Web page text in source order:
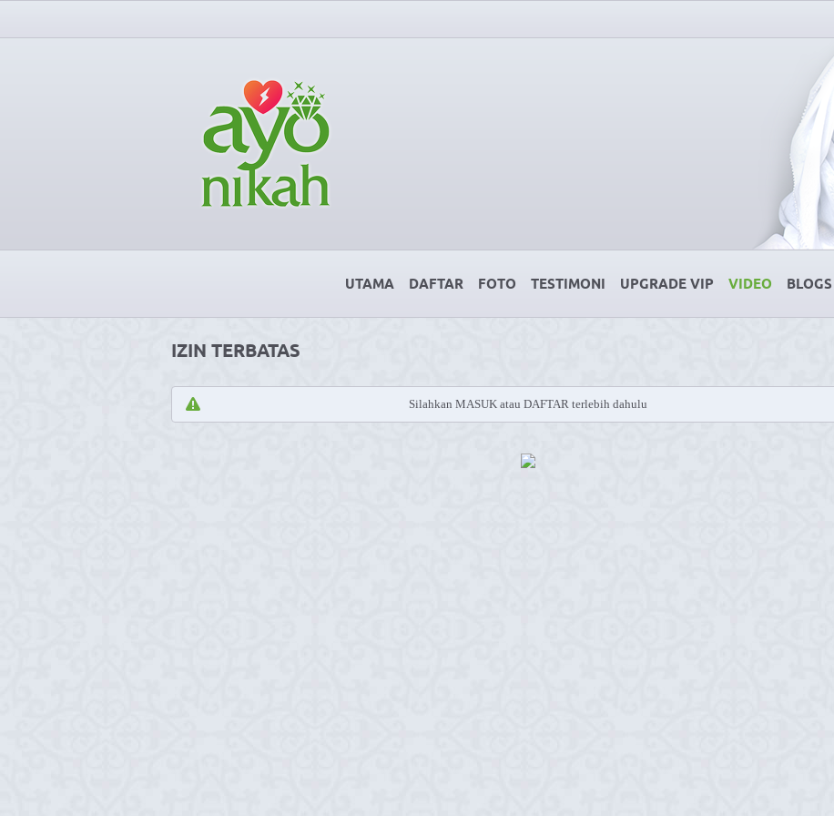
UTAMA DAFTAR FOTO TESTIMONI UPGRADE VIP VIDEO BLOGS
IZIN TERBATAS
Silahkan MASUK atau DAFTAR terlebih dahulu